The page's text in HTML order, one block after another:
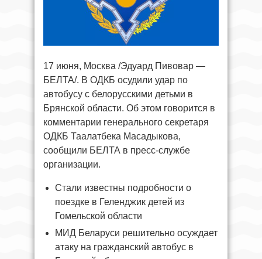
17 июня, Москва /Эдуард Пивовар —
БЕЛТА/. В ОДКБ осудили удар по
автобусу с белорусскими детьми в
Брянской области. Об этом говорится в
комментарии генерального секретаря
ОДКБ Таалатбека Масадыкова,
сообщили БЕЛТА в пресс-службе
организации.
Стали известны подробности о
поездке в Геленджик детей из
Гомельской области
МИД Беларуси решительно осуждает
атаку на гражданский автобус в